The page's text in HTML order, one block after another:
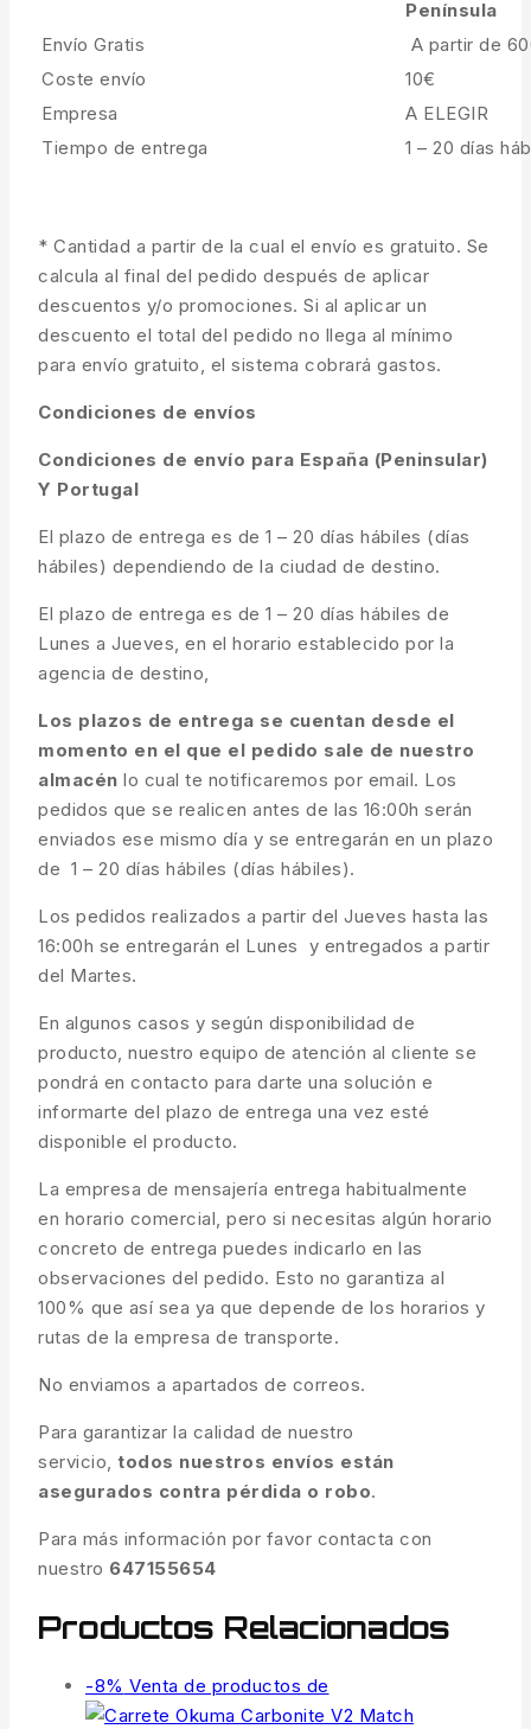
Península
Envío Gratis
A partir de
Coste envío
10€
Empresa
A ELEGIR
Tiempo de entrega
1 – 20 días
* Cantidad a partir de la cual el envío es gratuito. Se
calcula al final del pedido después de aplicar
descuentos y/o promociones. Si al aplicar un
descuento el total del pedido no llega al mínimo
para envío gratuito, el sistema cobrará gastos.
Condiciones de envíos
Condiciones de envío para España (Peninsular)
Y Portugal
El plazo de entrega es de 1 – 20 días hábiles (días
hábiles) dependiendo de la ciudad de destino.
El plazo de entrega es de 1 – 20 días hábiles de
Lunes a Jueves, en el horario establecido por la
agencia de destino,
Los plazos de entrega se cuentan desde el
momento en el que el pedido sale de nuestro
almacén lo cual te notificaremos por email. Los
pedidos que se realicen antes de las 16:00h serán
enviados ese mismo día y se entregarán en un plazo
de 1 – 20 días hábiles (días hábiles).
Los pedidos realizados a partir del Jueves hasta las
16:00h se entregarán el Lunes y entregados a partir
del Martes.
En algunos casos y según disponibilidad de
producto, nuestro equipo de atención al cliente se
pondrá en contacto para darte una solución e
informarte del plazo de entrega una vez esté
disponible el producto.
La empresa de mensajería entrega habitualmente
en horario comercial, pero si necesitas algún horario
concreto de entrega puedes indicarlo en las
observaciones del pedido. Esto no garantiza al
100% que así sea ya que depende de los horarios y
rutas de la empresa de transporte.
No enviamos a apartados de correos.
Para garantizar la calidad de nuestro
servicio, todos nuestros envíos están
asegurados contra pérdida o robo.
Para más información por favor contacta con
nuestro 647155654
Productos Relacionados
-8% Venta de productos de